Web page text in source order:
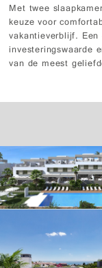
Met twee
keuze voor
vakantieverblijf.
investeringswaarde
van de meest